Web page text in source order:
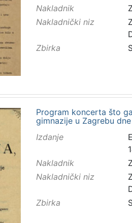
Nakladnik
Nakladnički niz
Zbirka
Program koncerta što
gimnazije u Zagrebu
Izdanje
Nakladnik
Nakladnički niz
Zbirka